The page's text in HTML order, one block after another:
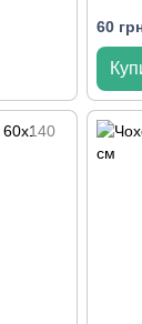
60